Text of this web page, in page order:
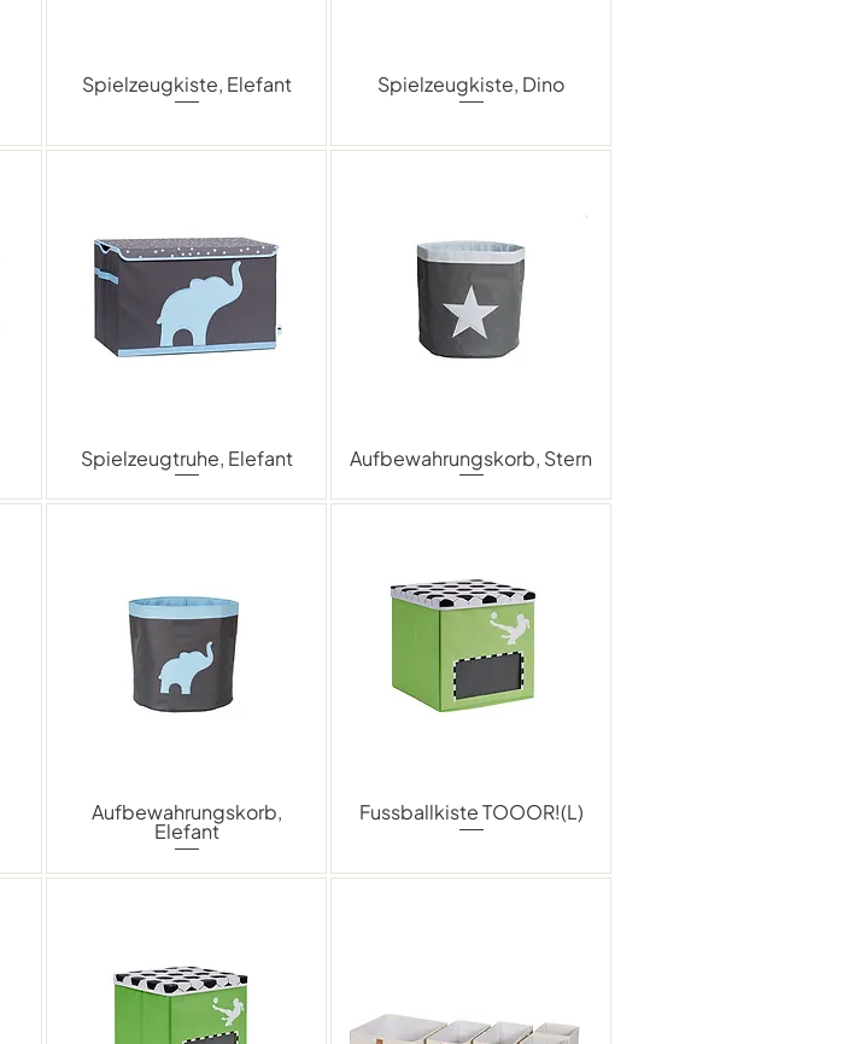
Spielzeugkiste, Elefant Spielzeugkiste, Dino
Spielzeugtruhe, Elefant Aufbewahrungskorb, Stern
Aufbewahrungskorb,
Elefant
Fussballkiste TOOOR!(L)